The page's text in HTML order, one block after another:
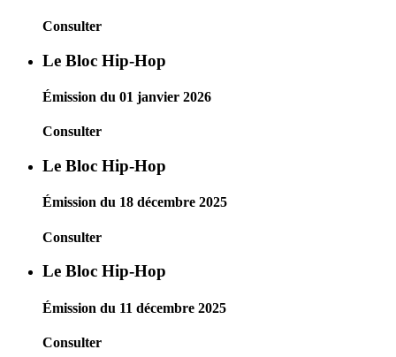
Consulter
Le Bloc Hip-Hop
Émission du 01 janvier 2026
Consulter
Le Bloc Hip-Hop
Émission du 18 décembre 2025
Consulter
Le Bloc Hip-Hop
Émission du 11 décembre 2025
Consulter